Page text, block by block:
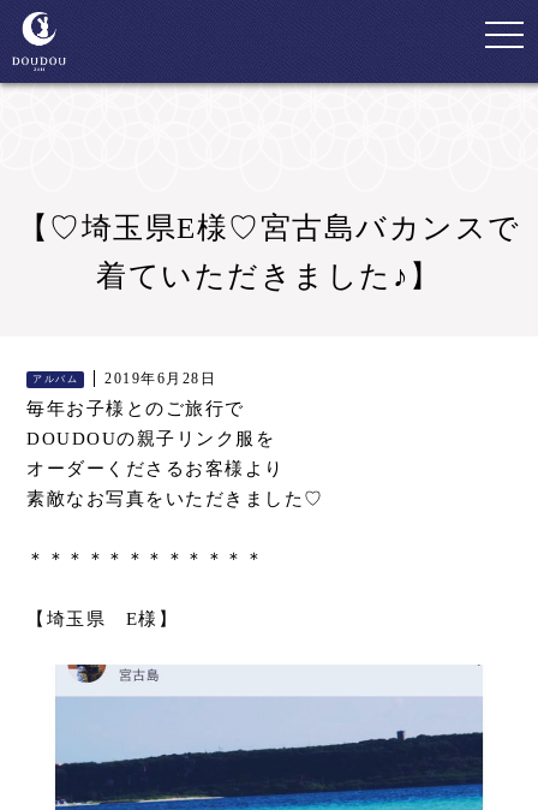
【♡埼玉県E様♡宮古島バカンスで
着ていただきました♪】
アルバム 2019年6月28日
毎年お子様とのご旅行で
DOUDOUの親子リンク服を
オーダーくださるお客様より
素敵なお写真をいただきました♡
＊＊＊＊＊＊＊＊＊＊＊＊
【埼玉県 E様】